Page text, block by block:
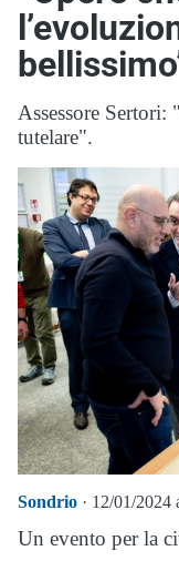
Assessore Sertori:
tutelare".
Sondrio · 12/01/2024
Un evento per la